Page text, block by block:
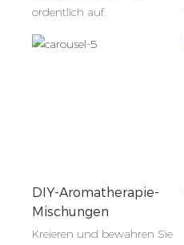
ordentlich auf.
DIY-Aromatherapie-
Mischungen
Kreieren und bewahren Sie